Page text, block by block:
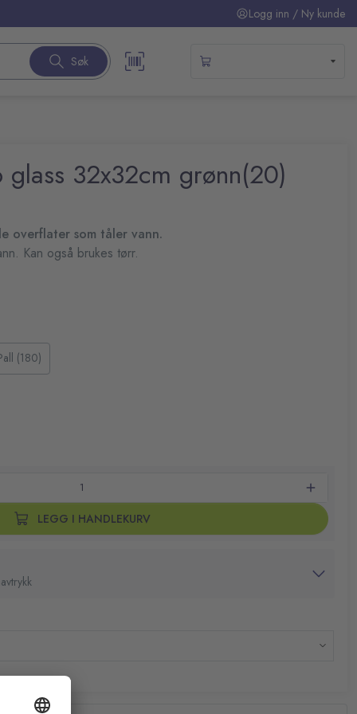
Logg inn / Ny kunde
Søk
glass 32x32cm grønn(20)
overflater som tåler vann.
Kan også brukes tørr.
og 20 % polyamid
(180)
LEGG I HANDLEKURV